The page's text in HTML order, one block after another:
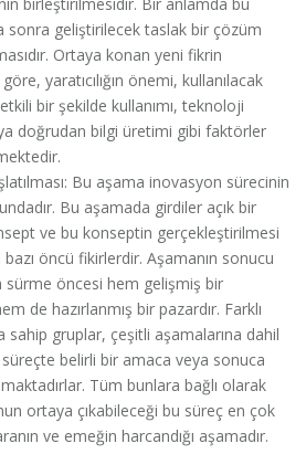
sonra geliştirilecek taslak bir çözüm
Ortaya konan yeni fikrin
yaratıcılığın önemi, kullanılacak
bir şekilde kullanımı, teknoloji
doğrudan bilgi üretimi gibi faktörler
Bu aşama inovasyon sürecinin
Bu aşamada girdiler açık bir
ve bu konseptin gerçekleştirilmesi
öncü fikirlerdir. Aşamanın sonucu
sürme öncesi hem gelişmiş bir
de hazırlanmış bir pazardır. Farklı
sahip gruplar, çeşitli aşamalarına dahil
süreçte belirli bir amaca veya sonuca
Tüm bunlara bağlı olarak
ortaya çıkabileceği bu süreç en çok
ve emeğin harcandığı aşamadır.